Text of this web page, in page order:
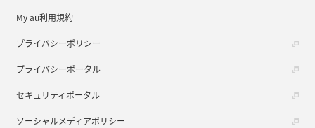
My au利用規約
プライバシーポリシー
プライバシーポータル
セキュリティポータル
ソーシャルメディアポリシー